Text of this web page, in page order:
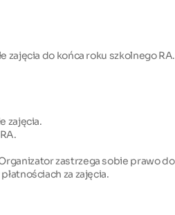
zajęcia do końca roku szkolnego RA.
zajęcia.
zastrzega sobie prawo
za zajęcia.